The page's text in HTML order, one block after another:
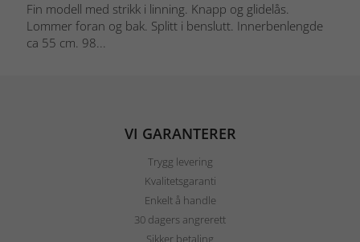
Fin modell med strikk i linning. Knapp og glidelås.
Lommer foran og bak. Splitt i benslutt. Innerbenlengde
ca 55 cm. 98...
VI GARANTERER
Trygg levering
Kvalitetsgaranti
Enkelt å handle
30 dagers angrerett
Sikker betaling